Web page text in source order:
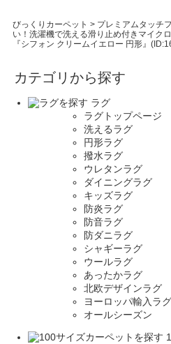
びっくりカーペット > プレミアムタッチ
い！洗濯機で洗える滑り止め付きマイク
『シフォン クリームイエロー 円形』
カテゴリから探す
ラグ
ラグトップページ
洗えるラグ
円形ラグ
撥水ラグ
ウレタンラグ
ダイニングラグ
キッズラグ
防炎ラグ
防音ラグ
防ダニラグ
シャギーラグ
ウールラグ
あったかラグ
北欧デザインラグ
ヨーロッパ輸入ラグ
オールシーズン